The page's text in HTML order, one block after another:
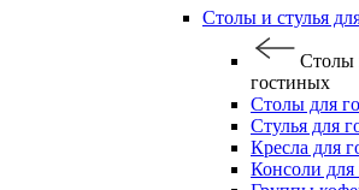
Столы и стулья
Столы
гостиных
Столы для
Стулья для
Кресла для
Консоли для